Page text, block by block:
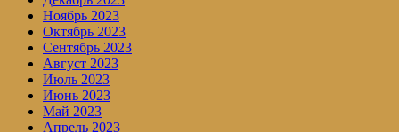
Ноябрь 2023
Октябрь 2023
Сентябрь 2023
Август 2023
Июль 2023
Июнь 2023
Май 2023
Апрель 2023